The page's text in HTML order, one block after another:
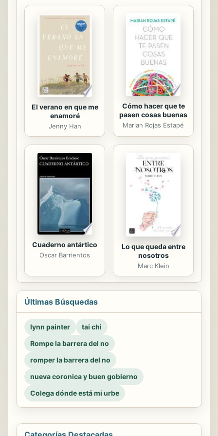
El verano en que me
enamoré
Jenny Han
Cómo hacer que te
pasen cosas buenas
Marian Rojas Estapé
Cuaderno antártico
Oscar Barrientos
Lo que queda entre
nosotros
Marc Klein
Últimas Búsquedas
lynn painter
tai chi
Rompe la barrera del no
romper la barrera del no
nueva coronica y buen gobierno
Colega dónde está mi urbe